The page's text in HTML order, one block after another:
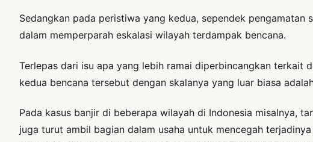
Sedangkan pada peristiwa yang kedua, sependek
dalam memperparah eskalasi wilayah terdampak bencana.
Terlepas dari isu apa yang lebih ramai diperbincangkan
kedua bencana tersebut dengan skalanya yang luar biasa
Pada kasus banjir di beberapa wilayah di Indonesia misalnya,
juga turut ambil bagian dalam usaha untuk mencegah